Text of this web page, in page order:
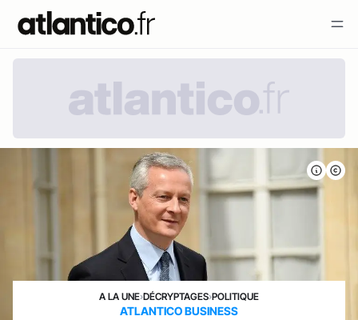
A LA UNE›DÉCRYPTAGES›POLITIQUE
ATLANTICO BUSINESS